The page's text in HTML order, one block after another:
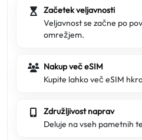
Začetek veljavnosti
Veljavnost se začne po
omrežjem.
Nakup več eSIM
Kupite lahko več eSIM
Združljivost naprav
Deluje na vseh pametnih